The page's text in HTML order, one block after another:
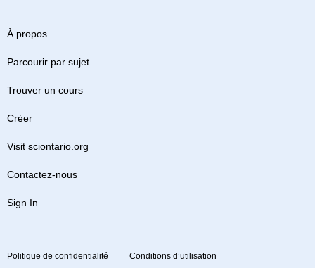
À propos
Parcourir par sujet
Trouver un cours
Créer
Visit sciontario.org
Contactez-nous
Sign In
Politique de confidentialité Conditions d’utilisation